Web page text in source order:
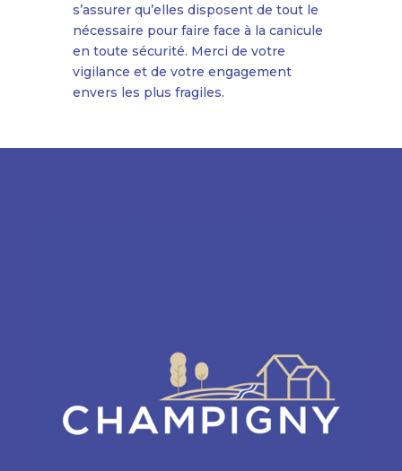
s’assurer qu’elles disposent de tout le
nécessaire pour faire face à la canicule
en toute sécurité. Merci de votre
vigilance et de votre engagement
envers les plus fragiles.